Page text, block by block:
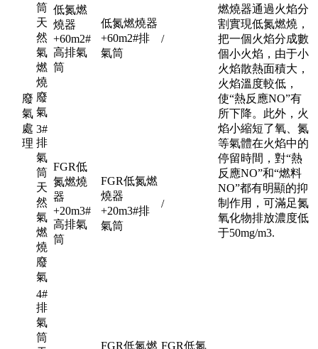
廢
氣
處
理
燃燒器通過火焰分
割實現低氮燃燒，
把一個火焰分成數
個小火焰，由于小
火焰散熱面積大，
火焰溫度較低，
使“熱反應NO”有
所下降。此外，火
焰小縮短了氧、氮
等氣體在火焰中的
停留時間，對“熱
反應NO”和“燃料
NO”都有明顯的抑
制作用，可滿足氮
氧化物排放濃度低
于50mg/m3.
筒
天
然
氣
燃
燒
廢
氣
低氮燃
燒器
+60m2#
高排氣
筒
低氮燃燒器
+60m2#排
氣筒
/
3#
排
氣
筒
天
然
氣
燃
燒
廢
氣
FGR低
氮燃燒
器
+20m3#
高排氣
筒
FGR低氮燃
燒器
+20m3#排
氣筒
/
4#
排
氣
筒
FGR低氮燃 FGR低氮